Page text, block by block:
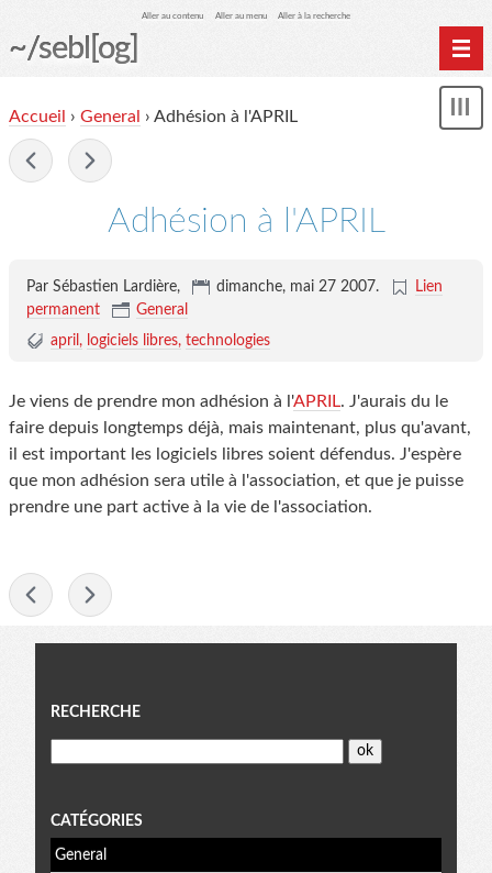
Aller au contenu Aller au menu Aller à la recherche
~/sebl[og]
Accueil › General › Adhésion à l'APRIL
Adhésion à l'APRIL
Par Sébastien Lardière, dimanche, mai 27 2007.
Lien
permanent
General
april
logiciels libres technologies
Je viens de prendre mon adhésion à l'APRIL. J'aurais du le
faire depuis longtemps déjà, mais maintenant, plus qu'avant,
il est important les logiciels libres soient défendus. J'espère
que mon adhésion sera utile à l'association, et que je puisse
prendre une part active à la vie de l'association.
Menu
RECHERCHE
CATÉGORIES
General